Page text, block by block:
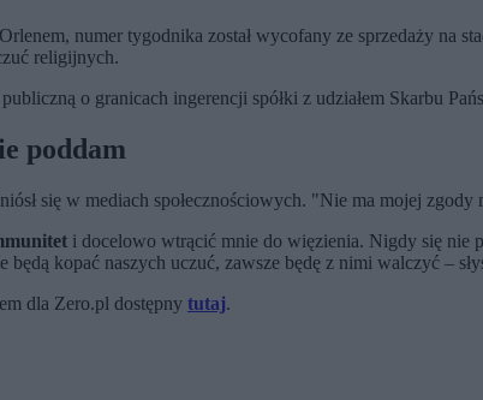
numer tygodnika został wycofany ze sprzedaży na
religijnych.
publiczną o granicach ingerencji spółki z udziałem Skarbu
poddam
się w mediach społecznościowych. "Nie ma mojej
i docelowo wtrącić mnie do więzienia. Nigdy się nie
będą kopać naszych uczuć, zawsze będę z nimi walczyć –
dla Zero.pl dostępny tutaj.